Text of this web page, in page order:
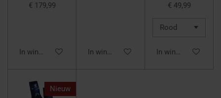
€ 179,99
In winkelwagen In winkelwagen
€ 49,99
In winkelwagen
Nieuw